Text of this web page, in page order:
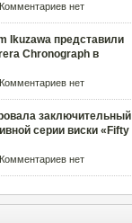
Комментариев нет
Ikuzawa представили
Chronograph в
Комментариев нет
заключительный
серии виски «Fifty
Комментариев нет